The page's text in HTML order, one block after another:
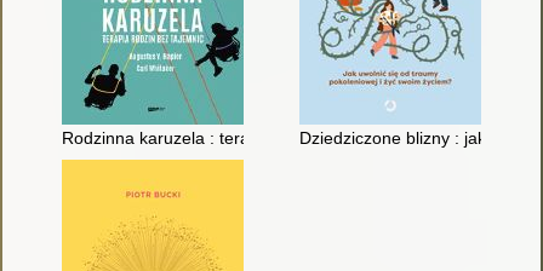
Rodzinna karuzela : terapia rodzinna bez tajemnic
Dziedziczone blizny : jak